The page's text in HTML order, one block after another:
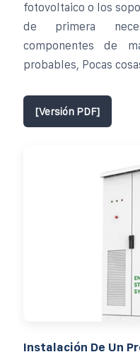
fotovoltaico o los
de primera
componentes de
probables, Pocas
[Versión PDF]
Instalación De Un